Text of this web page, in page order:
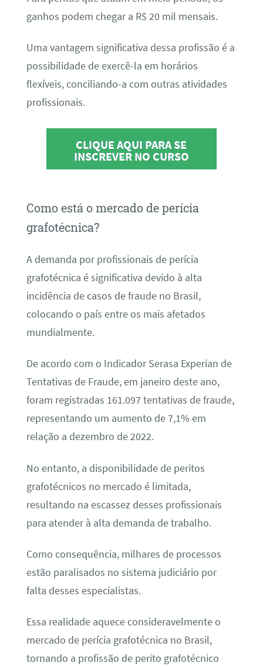
ganhos podem chegar a R$ 20 mil mensais.
Uma vantagem significativa dessa profissão é a
possibilidade de exercê-la em horários
flexíveis, conciliando-a com outras atividades
profissionais.
CLIQUE AQUI PARA SE
INSCREVER NO CURSO
Como está o mercado de perícia
grafotécnica?
A demanda por profissionais de perícia
grafotécnica é significativa devido à alta
incidência de casos de fraude no Brasil,
colocando o país entre os mais afetados
mundialmente.
De acordo com o Indicador Serasa Experian de
Tentativas de Fraude, em janeiro deste ano,
foram registradas 161.097 tentativas de fraude,
representando um aumento de 7,1% em
relação a dezembro de 2022.
No entanto, a disponibilidade de peritos
grafotécnicos no mercado é limitada,
resultando na escassez desses profissionais
para atender à alta demanda de trabalho.
Como consequência, milhares de processos
estão paralisados no sistema judiciário por
falta desses especialistas.
Essa realidade aquece consideravelmente o
mercado de perícia grafotécnica no Brasil,
tornando a profissão de perito grafotécnico